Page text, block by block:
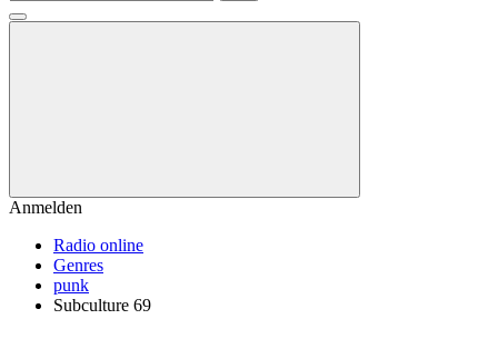
Anmelden
Radio online
Genres
punk
Subculture 69